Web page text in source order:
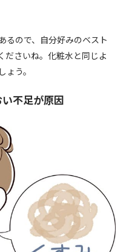
るので、自分好みのベスト
ださいね。化粧水と同じよ
う。
不足が原因